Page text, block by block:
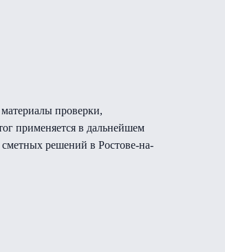
проверки,
применяется в дальнейшем
решений в Ростове-на-